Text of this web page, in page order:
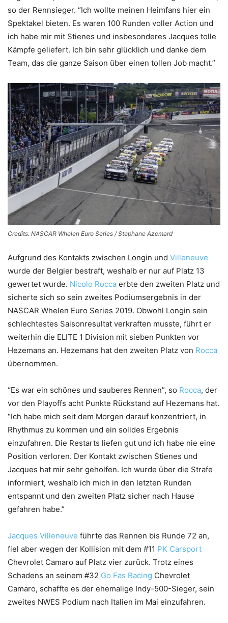
so der Rennsieger. “Ich wollte meinen Heimfans hier ein
Spektakel bieten. Es waren 100 Runden voller Action und
ich habe mir mit Stienes und insbesonderes Jacques tolle
Kämpfe geliefert. Ich bin sehr glücklich und danke dem
Team, das die ganze Saison über einen tollen Job macht.”
Credits: NASCAR Whelen Euro Series / Stephane Azemard
Aufgrund des Kontakts zwischen Longin und Villeneuve
wurde der Belgier bestraft, weshalb er nur auf Platz 13
gewertet wurde. Nicolo Rocca erbte den zweiten Platz und
sicherte sich so sein zweites Podiumsergebnis in der
NASCAR Whelen Euro Series 2019. Obwohl Longin sein
schlechtestes Saisonresultat verkraften musste, führt er
weiterhin die ELITE 1 Division mit sieben Punkten vor
Hezemans an. Hezemans hat den zweiten Platz von Rocca
übernommen.
“Es war ein schönes und sauberes Rennen”, so Rocca, der
vor den Playoffs acht Punkte Rückstand auf Hezemans hat.
“Ich habe mich seit dem Morgen darauf konzentriert, in
Rhythmus zu kommen und ein solides Ergebnis
einzufahren. Die Restarts liefen gut und ich habe nie eine
Position verloren. Der Kontakt zwischen Stienes und
Jacques hat mir sehr geholfen. Ich wurde über die Strafe
informiert, weshalb ich mich in den letzten Runden
entspannt und den zweiten Platz sicher nach Hause
gefahren habe.”
Jacques Villeneuve führte das Rennen bis Runde 72 an,
fiel aber wegen der Kollision mit dem #11 PK Carsport
Chevrolet Camaro auf Platz vier zurück. Trotz eines
Schadens an seinem #32 Go Fas Racing Chevrolet
Camaro, schaffte es der ehemalige Indy-500-Sieger, sein
zweites NWES Podium nach Italien im Mai einzufahren.